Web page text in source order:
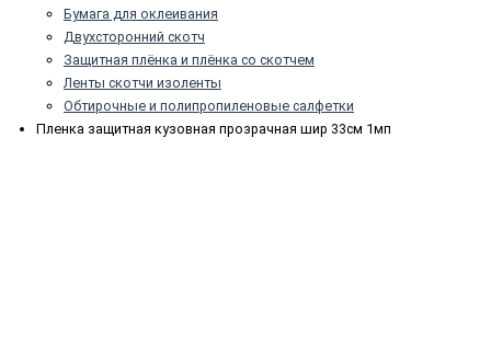
Бумага для оклеивания
Двухсторонний скотч
Защитная плёнка и плёнка со скотчем
Ленты скотчи изоленты
Обтирочные и полипропиленовые салфетки
Пленка защитная кузовная прозрачная шир 33см 1мп